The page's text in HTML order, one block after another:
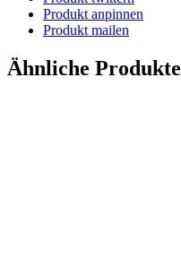
Produkt anpinnen
Produkt mailen
Ähnliche Produkte